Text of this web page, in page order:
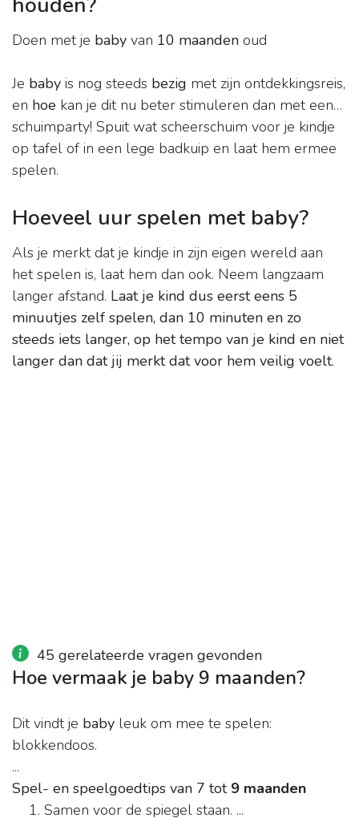
Doen met je baby van 10 maanden oud
Je baby is nog steeds bezig met zijn ontdekkingsreis,
en hoe kan je dit nu beter stimuleren dan met een…
schuimparty! Spuit wat scheerschuim voor je kindje
op tafel of in een lege badkuip en laat hem ermee
spelen.
Hoeveel uur spelen met baby?
Als je merkt dat je kindje in zijn eigen wereld aan
het spelen is, laat hem dan ook. Neem langzaam
langer afstand. Laat je kind dus eerst eens 5
minuutjes zelf spelen, dan 10 minuten en zo
steeds iets langer, op het tempo van je kind en niet
langer dan dat jij merkt dat voor hem veilig voelt.
45 gerelateerde vragen gevonden
Hoe vermaak je baby 9 maanden?
Dit vindt je baby leuk om mee te spelen:
blokkendoos.
...
Spel- en speelgoedtips van 7 tot 9 maanden
Samen voor de spiegel staan. ...